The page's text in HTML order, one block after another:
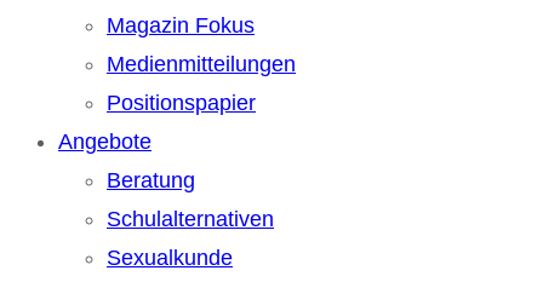
Magazin Fokus
Medienmitteilungen
Positionspapier
Angebote
Beratung
Schulalternativen
Sexualkunde